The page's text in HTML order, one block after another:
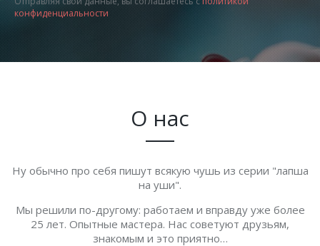
конфиденциальности
О нас
Ну обычно про себя пишут всякую чушь из серии "лапша
на уши".
Мы решили по-другому: работаем и вправду уже более
25 лет. Опытные мастера. Нас советуют друзьям,
знакомым и это приятно…